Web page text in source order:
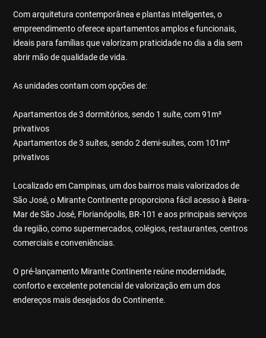
Com arquitetura contemporânea e plantas inteligentes, o
empreendimento oferece apartamentos amplos e funcionais,
ideais para famílias que valorizam praticidade no dia a dia sem
abrir mão de qualidade de vida.
As unidades contam com opções de:
Apartamentos de 3 dormitórios, sendo 1 suíte, com 91m²
privativos
Apartamentos de 3 suítes, sendo 2 demi-suítes, com 101m²
privativos
Localizado em Campinas, um dos bairros mais valorizados de
São José, o Mirante Continente proporciona fácil acesso à Beira-
Mar de São José, Florianópolis, BR-101 e aos principais serviços
da região, como supermercados, colégios, restaurantes, centros
comerciais e conveniências.
O pré-lançamento Mirante Continente reúne modernidade,
conforto e excelente potencial de valorização em um dos
endereços mais desejados do Continente.